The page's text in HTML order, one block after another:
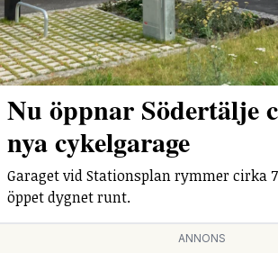
Nu öppnar Södertälje
nya cykelgarage
Garaget vid Stationsplan rymmer cirka
öppet dygnet runt.
ANNONS